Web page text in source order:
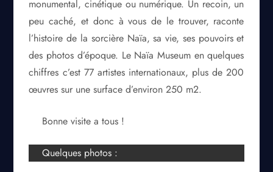
monumental, cinétique ou numérique. Un recoin, un
peu caché, et donc à vous de le trouver, raconte
l’histoire de la sorcière Naïa, sa vie, ses pouvoirs et
des photos d’époque. Le Naïa Museum en quelques
chiffres c’est 77 artistes internationaux, plus de 200
œuvres sur une surface d’environ 250 m2.
Bonne visite a tous !
Quelques photos :